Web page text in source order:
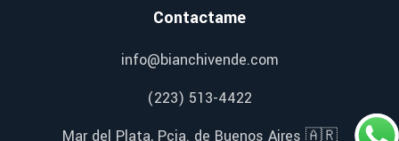
Contactame
info@bianchivende.com
(223) 513-4422
Mar del Plata, Pcia. de Buenos Aires 🇦🇷